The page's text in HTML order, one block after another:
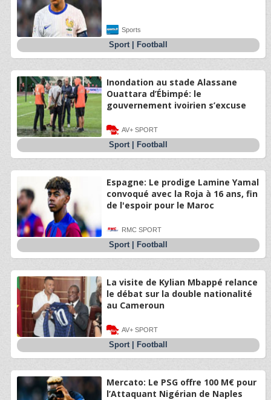
Sports
Sport| Football
Inondation au stade Alassane
Ouattara d’Ébimpé: le
gouvernement ivoirien s’excuse
AV+ SPORT
Sport| Football
Espagne: Le prodige Lamine Yamal
convoqué avec la Roja à 16 ans, fin
de l'espoir pour le Maroc
RMC SPORT
Sport| Football
La visite de Kylian Mbappé relance
le débat sur la double nationalité
au Cameroun
AV+ SPORT
Sport| Football
Mercato: Le PSG offre 100 M€ pour
l’Attaquant Nigérian de Naples